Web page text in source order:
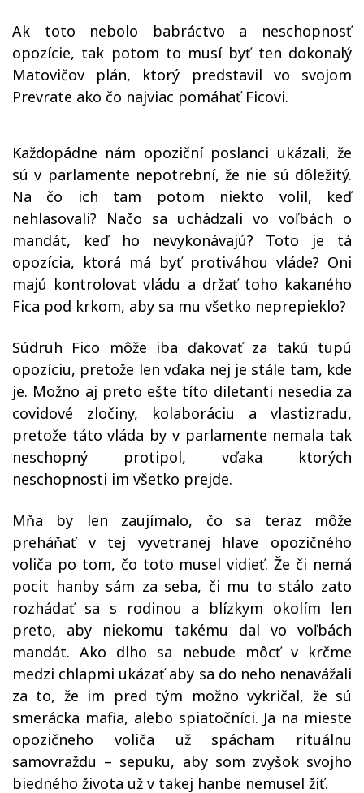
Ak toto nebolo babráctvo a neschopnosť
opozície, tak potom to musí byť ten dokonalý
Matovičov plán, ktorý predstavil vo svojom
Prevrate ako čo najviac pomáhať Ficovi.
Každopádne nám opoziční poslanci ukázali, že
sú v parlamente nepotrební, že nie sú dôležitý.
Na čo ich tam potom niekto volil, keď
nehlasovali? Načo sa uchádzali vo voľbách o
mandát, keď ho nevykonávajú? Toto je tá
opozícia, ktorá má byť protiváhou vláde? Oni
majú kontrolovat vládu a držať toho kakaného
Fica pod krkom, aby sa mu všetko neprepieklo?
Súdruh Fico môže iba ďakovať za takú tupú
opozíciu, pretože len vďaka nej je stále tam, kde
je. Možno aj preto ešte títo diletanti nesedia za
covidové zločiny, kolaboráciu a vlastizradu,
pretože táto vláda by v parlamente nemala tak
neschopný protipol, vďaka ktorých
neschopnosti im všetko prejde.
Mňa by len zaujímalo, čo sa teraz môže
preháňať v tej vyvetranej hlave opozičného
voliča po tom, čo toto musel vidieť. Že či nemá
pocit hanby sám za seba, či mu to stálo zato
rozhádať sa s rodinou a blízkym okolím len
preto, aby niekomu takému dal vo voľbách
mandát. Ako dlho sa nebude môcť v krčme
medzi chlapmi ukázať aby sa do neho nenavážali
za to, že im pred tým možno vykričal, že sú
smerácka mafia, alebo spiatočníci. Ja na mieste
opozičneho voliča už spácham rituálnu
samovraždu – sepuku, aby som zvyšok svojho
biedného života už v takej hanbe nemusel žiť.